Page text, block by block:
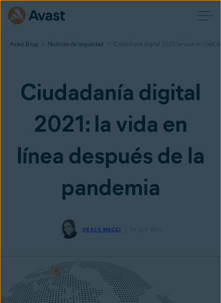
Avast Blog Noticias de seguridad Ciudadanía digital 2021: la vida en línea
Ciudadanía digital
2021: la vida en
línea después de la
pandemia
GRACE MACEJ 24 SEP 2021